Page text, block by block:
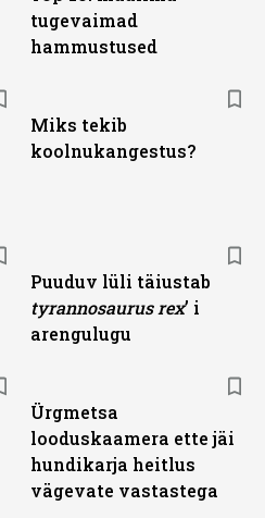
tugevaimad
hammustused
Miks tekib
koolnukangestus?
Puuduv lüli täiustab
tyranno­saurus rex’ i
arengulugu
Ürgmetsa
looduskaamera ette jäi
hundikarja heitlus
vägevate vastastega